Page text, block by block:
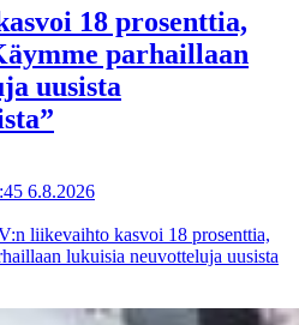
18 prosenttia,
parhaillaan
uusista
6.8.2026
liikevaihto kasvoi 18 prosenttia,
lukuisia neuvotteluja uusista